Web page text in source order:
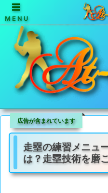
天馬行空な野球情報サ
広告が含まれています
走塁の練習メニュ
は？走塁技術を磨
MENU